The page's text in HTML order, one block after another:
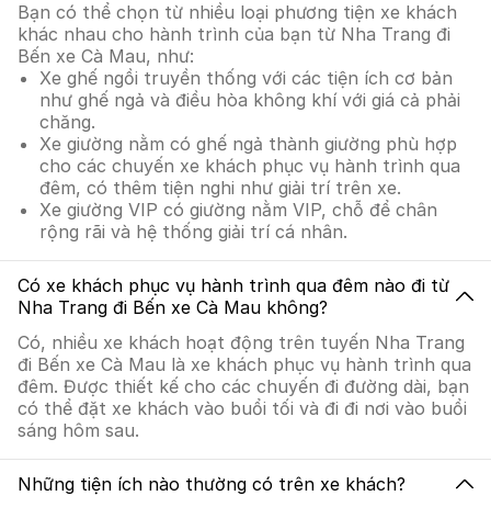
Bạn có thể chọn từ nhiều loại phương tiện xe khách
khác nhau cho hành trình của bạn từ Nha Trang đi
Bến xe Cà Mau, như:
Xe ghế ngồi truyền thống với các tiện ích cơ bản
như ghế ngả và điều hòa không khí với giá cả phải
chăng.
Xe giường nằm có ghế ngả thành giường phù hợp
cho các chuyến xe khách phục vụ hành trình qua
đêm, có thêm tiện nghi như giải trí trên xe.
Xe giường VIP có giường nằm VIP, chỗ để chân
rộng rãi và hệ thống giải trí cá nhân.
Có xe khách phục vụ hành trình qua đêm nào đi từ
Nha Trang đi Bến xe Cà Mau không?
Có, nhiều xe khách hoạt động trên tuyến Nha Trang
đi Bến xe Cà Mau là xe khách phục vụ hành trình qua
đêm. Được thiết kế cho các chuyến đi đường dài, bạn
có thể đặt xe khách vào buổi tối và đi đi nơi vào buổi
sáng hôm sau.
Những tiện ích nào thường có trên xe khách?